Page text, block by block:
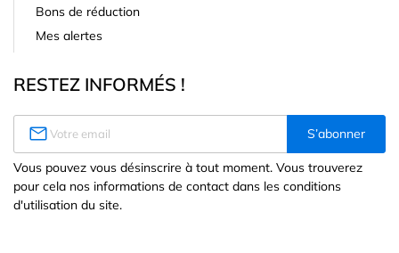
Bons de réduction
Mes alertes
RESTEZ INFORMÉS !
 S’abonner
Vous pouvez vous désinscrire à tout moment. Vous trouverez
pour cela nos informations de contact dans les conditions
d'utilisation du site.